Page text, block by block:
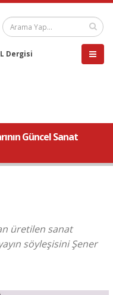
Dergisi
Güncel Sanat
üretilen sanat
söyleşisini Şener